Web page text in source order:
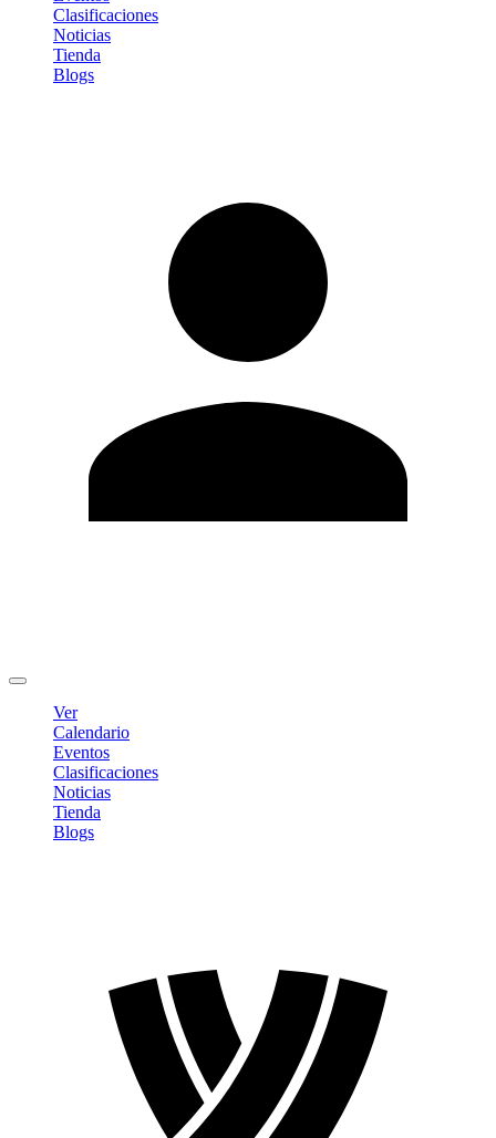
Clasificaciones
Noticias
Tienda
Blogs
Ver
Calendario
Eventos
Clasificaciones
Noticias
Tienda
Blogs